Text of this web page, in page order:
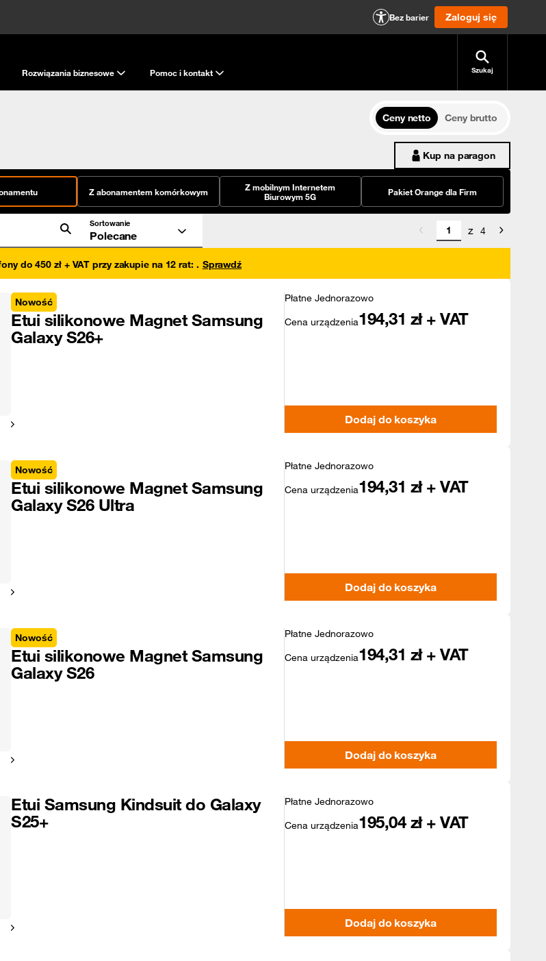
Bez barier Zaloguj się
Rozwiązania biznesowe Pomoc i kontakt Szukaj
Ceny netto
Ceny brutto
Kup na paragon
Z abonamentem komórkowym
Z mobilnym Internetem
Biurowym 5G
Pakiet Orange dla Firm
Sortowanie
Polecane z 4
do 450 zł + VAT przy zakupie na 12 rat: . Sprawdź
Pokaż następny
Nowość
Etui silikonowe Magnet Samsung
Galaxy S26+
Płatne Jednorazowo
Cena urządzenia194,31 zł + VAT
Dodaj do koszyka
Pokaż następny
Nowość
Etui silikonowe Magnet Samsung
Galaxy S26 Ultra
Płatne Jednorazowo
Cena urządzenia194,31 zł + VAT
Dodaj do koszyka
Pokaż następny
Nowość
Etui silikonowe Magnet Samsung
Galaxy S26
Płatne Jednorazowo
Cena urządzenia194,31 zł + VAT
Dodaj do koszyka
Pokaż następny
Etui Samsung Kindsuit do Galaxy
S25+
Płatne Jednorazowo
Cena urządzenia195,04 zł + VAT
Dodaj do koszyka